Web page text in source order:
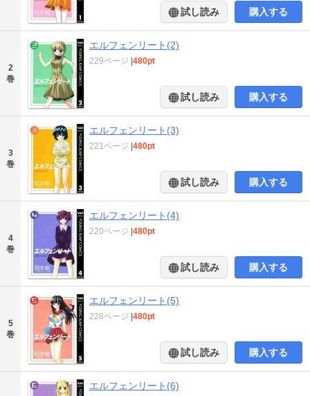
試し読み 購入する
2
巻
エルフェンリート(2)
229ページ 480pt
試し読み 購入する
3
巻
エルフェンリート(3)
221ページ 480pt
試し読み 購入する
4
巻
エルフェンリート(4)
220ページ 480pt
試し読み 購入する
5
巻
エルフェンリート(5)
228ページ 480pt
試し読み 購入する
エルフェンリート(6)